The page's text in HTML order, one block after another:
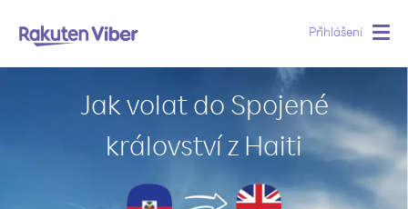
Přihlášení
Jak volat do Spojené
království z Haiti